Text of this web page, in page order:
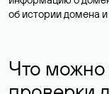
об истории домена
Что можно